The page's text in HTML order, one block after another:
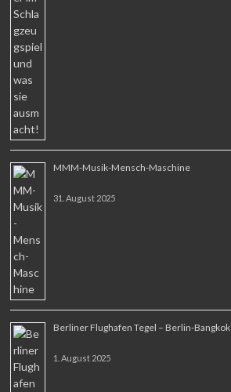
MMM-Musik-Mensch-Maschine
31. August 2025
Berliner Flughafen Tegel – Berlin-Bangkok
1. August 2025